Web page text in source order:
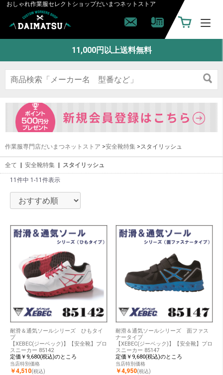
おしゃれ作業服セレクトショップだいまつネットストア
11,000円以上送料無料
作業服専門店だいまつネットストア >安全靴特集 >スタイリッシュ
全て | 安全靴特集 | スタイリッシュ
11件中 1-11件表示
耐滑＆通気ソールシリーズ ひもタイ
プ
【XEBEC(ジーベック)】【安全靴】プロ
スニーカー 85142
定価￥9,680(税込)のところ
当店特別価格
￥4,510(税込)
耐滑＆通気ソールシリーズ 面ファス
ナータイプ
【XEBEC(ジーベック)】【安全靴】プロ
スニーカー 85147
定価￥9,680(税込)のところ
当店特別価格
￥4,950(税込)